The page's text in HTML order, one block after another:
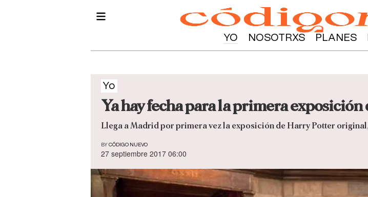
YO NOSOTRXS PLANES
Yo
Ya hay fecha para la primera
Llega a Madrid por primera vez la exposición de Harry Potter
BY CÓDIGO NUEVO
27 septiembre 2017 06:00